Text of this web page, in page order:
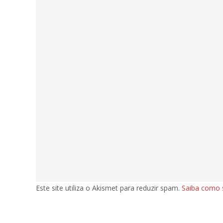
Este site utiliza o Akismet para reduzir spam. Saiba como